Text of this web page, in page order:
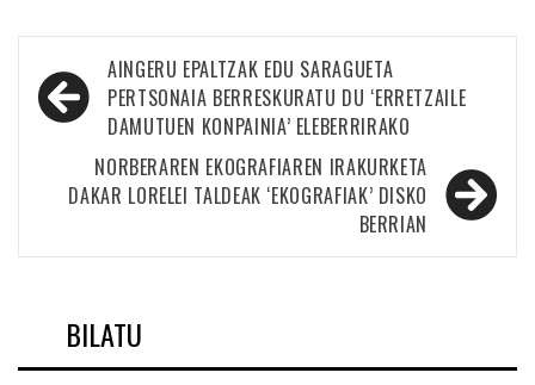
Bidalketetan
zehar
nabigatu
AINGERU EPALTZAK EDU SARAGUETA
PERTSONAIA BERRESKURATU DU ‘ERRETZAILE
DAMUTUEN KONPAINIA’ ELEBERRIRAKO
NORBERAREN EKOGRAFIAREN IRAKURKETA
DAKAR LORELEI TALDEAK ‘EKOGRAFIAK’ DISKO
BERRIAN
BILATU